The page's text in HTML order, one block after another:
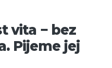
vita − bez
Pijeme jej